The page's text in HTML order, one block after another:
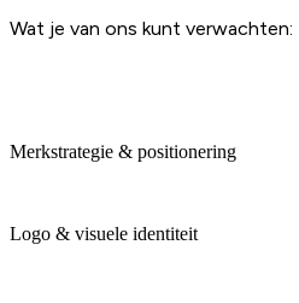
Wat je van ons kunt verwachten:
Merkstrategie & positionering
Logo & visuele identiteit